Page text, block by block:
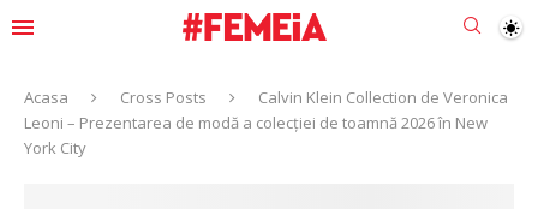
Acasa Cross Posts
Calvin Klein Collection de Veronica
Leoni – Prezentarea de modă a colecției de toamnă 2026 în New
York City